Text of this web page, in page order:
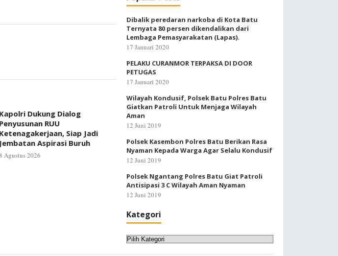
Kapolri Dukung Dialog
Penyusunan RUU
Ketenagakerjaan, Siap Jadi
Jembatan Aspirasi Buruh
Agustus 2026
Dibalik peredaran narkoba di Kota Batu
Ternyata 80 persen dikendalikan dari
Lembaga Pemasyarakatan (Lapas).
17 Januari 2020
PELAKU CURANMOR TERPAKSA DI DOOR
PETUGAS
17 Januari 2020
Wilayah Kondusif, Polsek Batu Polres Batu
Giatkan Patroli Untuk Menjaga Wilayah
Aman
12 Juni 2019
Polsek Kasembon Polres Batu Berikan Rasa
Nyaman Kepada Warga Agar Selalu Kondusif
12 Juni 2019
Polsek Ngantang Polres Batu Giat Patroli
Antisipasi 3 C Wilayah Aman Nyaman
12 Juni 2019
Kategori
Kategori